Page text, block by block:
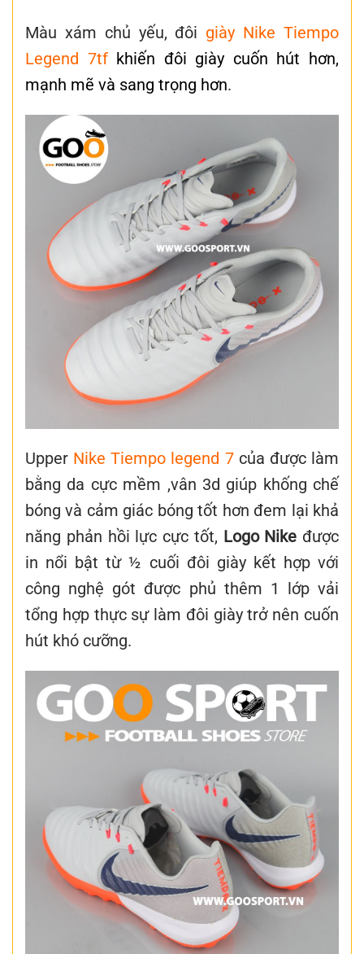
Màu xám chủ yếu, đôi giày Nike Tiempo
Legend 7tf khiến đôi giày cuốn hút hơn,
mạnh mẽ và sang trọng hơn.
Upper Nike Tiempo legend 7 của được làm
bằng da cực mềm ,vân 3d giúp khống chế
bóng và cảm giác bóng tốt hơn đem lại khả
năng phản hồi lực cực tốt, Logo Nike được
in nổi bật từ ½ cuối đôi giày kết hợp với
công nghệ gót được phủ thêm 1 lớp vải
tổng hợp thực sự làm đôi giày trở nên cuốn
hút khó cưỡng.